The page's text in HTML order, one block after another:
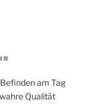
am Tag
Qualität